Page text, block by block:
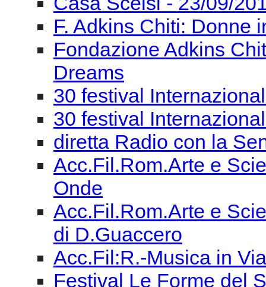
F. Adkins Chiti: Donne
Fondazione Adkins
Dreams
30 festival
30 festival
diretta Radio con la
Acc.Fil.Rom.Arte e
Onde
Acc.Fil.Rom.Arte e
di D.Guaccero
Acc.Fil:R.-Musica in
Festival Le Forme del